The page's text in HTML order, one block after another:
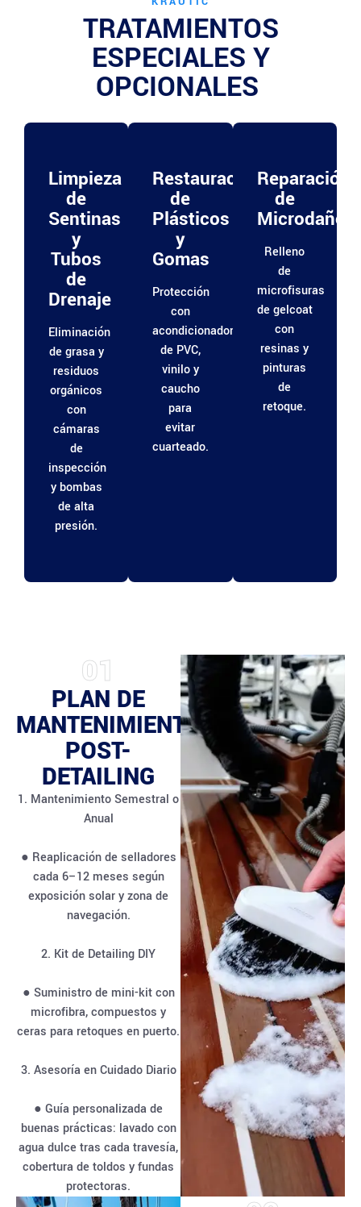
TRATAMIENTOS
ESPECIALES Y
OPCIONALES
Limpieza
de
Sentinas
y
Tubos
de
Drenaje
Eliminación
de grasa y
residuos
orgánicos
con
cámaras
de
inspección
y bombas
de alta
presión.
Restauración
de
Plásticos
y
Gomas
Protección
con
acondicionadores
de PVC,
vinilo y
caucho
para
evitar
cuarteado.
Reparación
de
Microdaños
Relleno
de
microfisuras
de gelcoat
con
resinas y
pinturas
de
retoque.
01
PLAN DE
MANTENIMIENTO
POST-
DETAILING
1. Mantenimiento Semestral o
Anual
● Reaplicación de selladores
cada 6–12 meses según
exposición solar y zona de
navegación.
2. Kit de Detailing DIY
● Suministro de mini-kit con
microfibra, compuestos y
ceras para retoques en puerto.
3. Asesoría en Cuidado Diario
● Guía personalizada de
buenas prácticas: lavado con
agua dulce tras cada travesía,
cobertura de toldos y fundas
protectoras.